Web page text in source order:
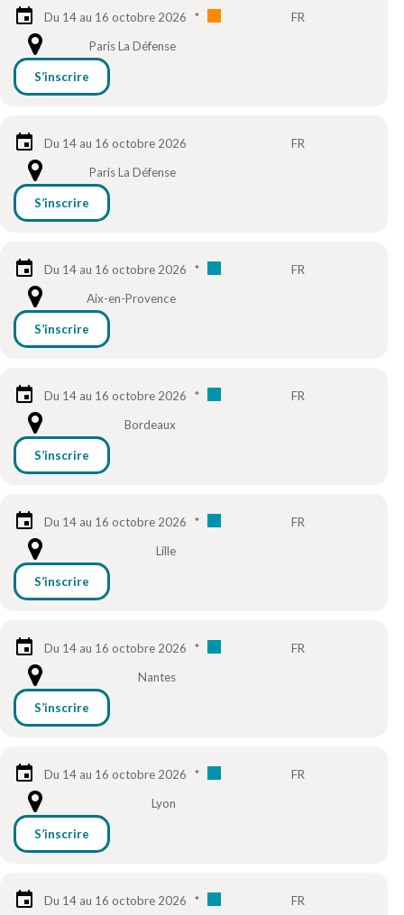
Du 14 au 16 octobre 2026 *
FR
Paris La Défense
S’inscrire
Du 14 au 16 octobre 2026
FR
Paris La Défense
S’inscrire
Du 14 au 16 octobre 2026 *
FR
Aix-en-Provence
S’inscrire
Du 14 au 16 octobre 2026 *
FR
Bordeaux
S’inscrire
Du 14 au 16 octobre 2026 *
FR
Lille
S’inscrire
Du 14 au 16 octobre 2026 *
FR
Nantes
S’inscrire
Du 14 au 16 octobre 2026 *
FR
Lyon
S’inscrire
Du 14 au 16 octobre 2026 *
FR